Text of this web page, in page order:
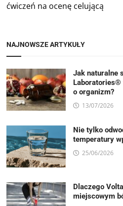
ćwiczeń na ocenę celującą
NAJNOWSZE ARTYKUŁY
Jak naturalne
o organizm?
13/07/2026
Nie tylko
temperatury
25/06/2026
Dlaczego
miejscowym